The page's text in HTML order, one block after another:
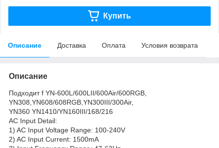
Купить
Описание Доставка Оплата Условия возврата
Описание
Подходит f YN-600L/600LII/600Air/600RGB,
YN308,YN608/608RGB,YN300III/300Air,
YN360 YN1410/YN160III/168/216
AC Input Detail:
1) AC Input Voltage Range: 100-240V
2) AC Input Current: 1500mA